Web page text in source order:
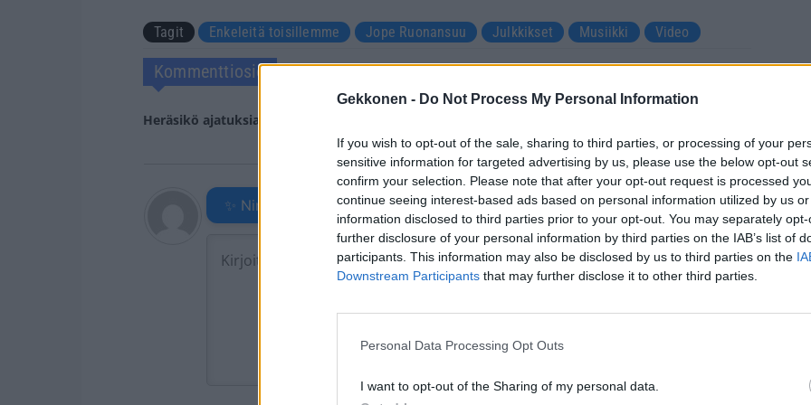
Gekkonen - Do Not Process My Personal Information
If you wish to opt-out of the sale, sharing to third parties, or processing of your
sensitive information for targeted advertising by us, please use the below opt-out
confirm your selection. Please note that after your opt-out request is processed
continue seeing interest-based ads based on personal information utilized by us
information disclosed to third parties prior to your opt-out. You may separately
further disclosure of your personal information by third parties on the IAB’s list of
participants. This information may also be disclosed by us to third parties on the
Downstream Participants that may further disclose it to other third parties.
Personal Data Processing Opt Outs
I want to opt-out of the Sharing of my personal data.
Tagit Enkeleitä toisillemme Jope Ruonansuu Julkkikset Musiikki Video
Kommenttiosio
Heräsikö ajatuksia? Kerro mielipiteesi.
5000
✨ Nimikone